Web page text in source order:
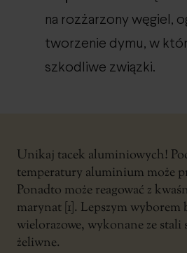
na rozżarzony węgiel,
tworzenie dymu, w
szkodliwe związki.
Unikaj tacek aluminiowych!
temperatury aluminium może
Ponadto może reagować z
marynat [1]. Lepszym wyborem
wielorazowe, wykonane ze stali
żeliwne.